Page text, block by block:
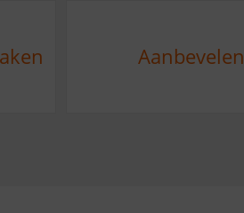
Aanbevelen